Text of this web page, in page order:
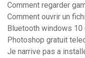
Comment regarder
Comment ouvrir un
Bluetooth windows 10
Photoshop gratuit
Je narrive pas a